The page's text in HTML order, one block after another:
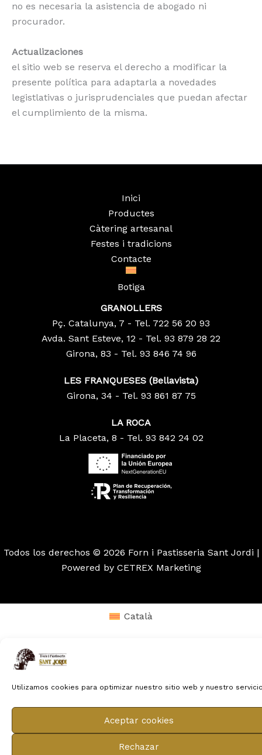
Utilizamos cookies para optimizar nuestro sitio web y nuestro
Aceptar cookies
Rechazar
no es necesaria la asistencia de abogado ni
procurador.
Actualizaciones
el sitio web se reserva el derecho a modificar la
presente política para adaptarla a novedades
legistlativas o jurisprudenciales que puedan afectar
el cumplimiento de la misma.
Inici
Productes
Càtering artesanal
Festes i tradicions
Contacte
Botiga
GRANOLLERS
Pç. Catalunya, 7 - Tel. 722 56 20 93
Avda. Sant Esteve, 12 - Tel. 93 879 28 22
Girona, 83 - Tel. 93 846 74 96
LES FRANQUESES (Bellavista)
Girona, 34 - Tel. 93 861 87 75
LA ROCA
La Placeta, 8 - Tel. 93 842 24 02
Todos los derechos © 2026 Forn i Pastisseria Sant Jordi |
Powered by CETREX Marketing
Català